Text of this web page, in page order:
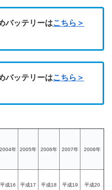
バッテリーはこちら＞
バッテリーはこちら＞
2004年 2005年 2006年 2007年 2008年
平成16 平成17 平成18 平成19 平成20